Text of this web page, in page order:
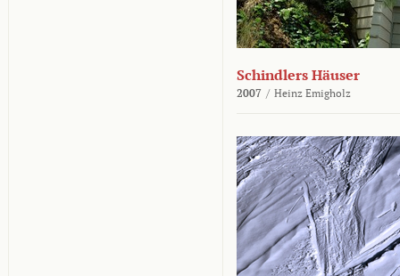
Schindlers Häuser
2007 / Heinz Emigholz